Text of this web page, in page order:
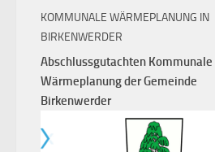
KOMMUNALE WÄRMEPLANUNG IN
BIRKENWERDER
Abschlussgutachten Kommunale
Wärmeplanung der Gemeinde
Birkenwerder